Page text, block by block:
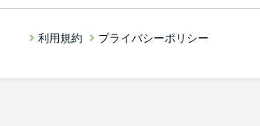
利用規約 プライバシーポリシー